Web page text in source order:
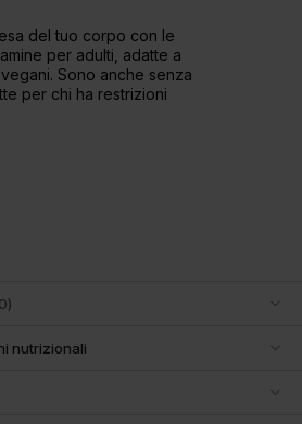
del tuo corpo con le
per adulti, adatte a
Sono anche senza
per chi ha restrizioni
)
nutrizionali